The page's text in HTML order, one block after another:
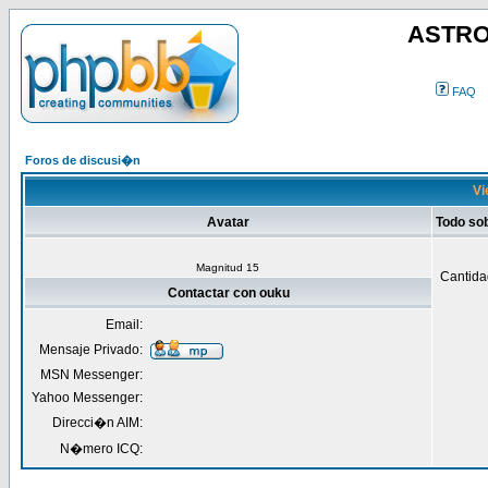
FAQ
Foros de discusi�n
Avatar Todo
Magnitud 15
Contactar con ouku
Email:
Mensaje Privado:
MSN Messenger:
Yahoo Messenger:
Direcci�n AIM:
N�mero ICQ: